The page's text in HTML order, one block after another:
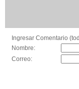
Ingresar Comentario
Nombre:
Correo: